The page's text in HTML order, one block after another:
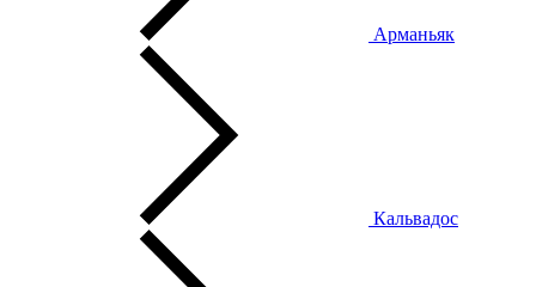
Арманьяк
Кальвадос